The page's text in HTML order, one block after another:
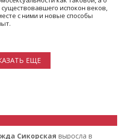
испокон веков,
с ними и новые способы
ЕЩЕ
Сикорская выросла в